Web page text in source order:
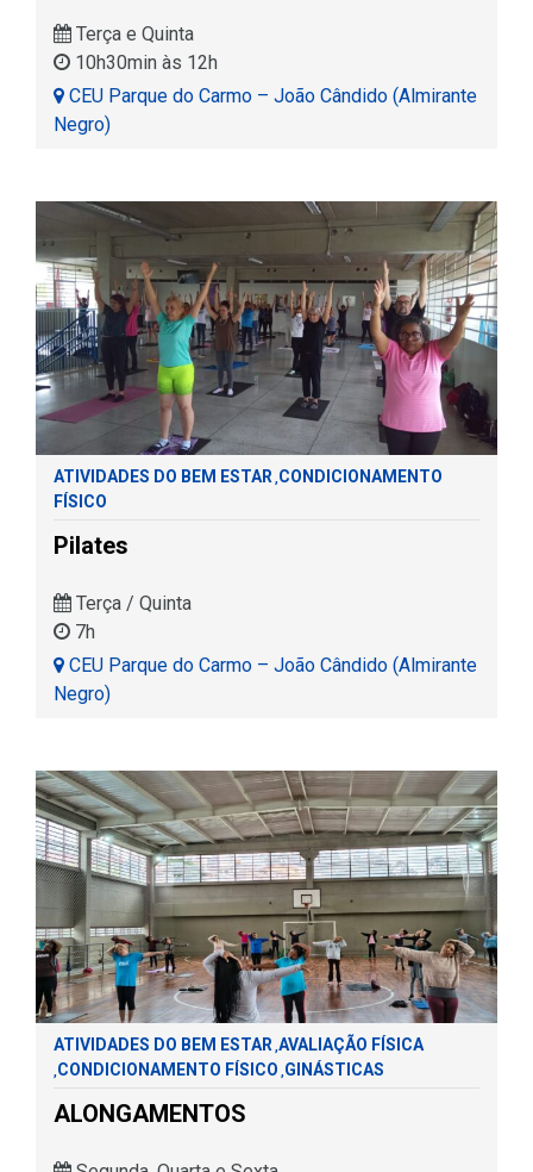
Terça e Quinta
10h30min às 12h
CEU Parque do Carmo – João Cândido (Almirante
Negro)
ATIVIDADES DO BEM ESTAR CONDICIONAMENTO
FÍSICO
Pilates
Terça / Quinta
7h
CEU Parque do Carmo – João Cândido (Almirante
Negro)
ATIVIDADES DO BEM ESTAR AVALIAÇÃO FÍSICA
CONDICIONAMENTO FÍSICO GINÁSTICAS
ALONGAMENTOS